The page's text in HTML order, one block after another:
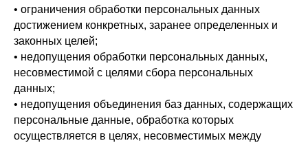
• ограничения обработки персональных данных
достижением конкретных, заранее определенных и
законных целей;
• недопущения обработки персональных данных,
несовместимой с целями сбора персональных
данных;
• недопущения объединения баз данных, содержащих
персональные данные, обработка которых
осуществляется в целях, несовместимых между